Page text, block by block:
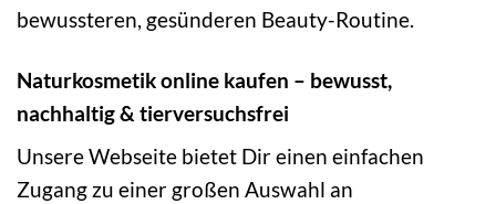
bewussteren, gesünderen Beauty-Routine.
Naturkosmetik online kaufen – bewusst,
nachhaltig & tierversuchsfrei
Unsere Webseite bietet Dir einen einfachen
Zugang zu einer großen Auswahl an